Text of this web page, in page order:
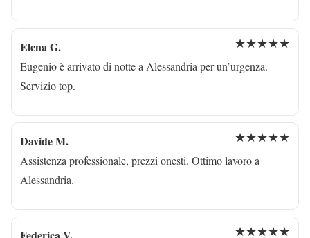
Elena G. ★★★★★
Eugenio è arrivato di notte a Alessandria per un’urgenza.
Servizio top.
Davide M. ★★★★★
Assistenza professionale, prezzi onesti. Ottimo lavoro a
Alessandria.
Federica V. ★★★★★